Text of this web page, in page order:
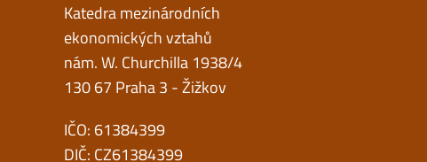
Katedra mezinárodních
ekonomických vztahů
nám. W. Churchilla 1938/4
130 67 Praha 3 - Žižkov
IČO: 61384399
DIČ: CZ61384399